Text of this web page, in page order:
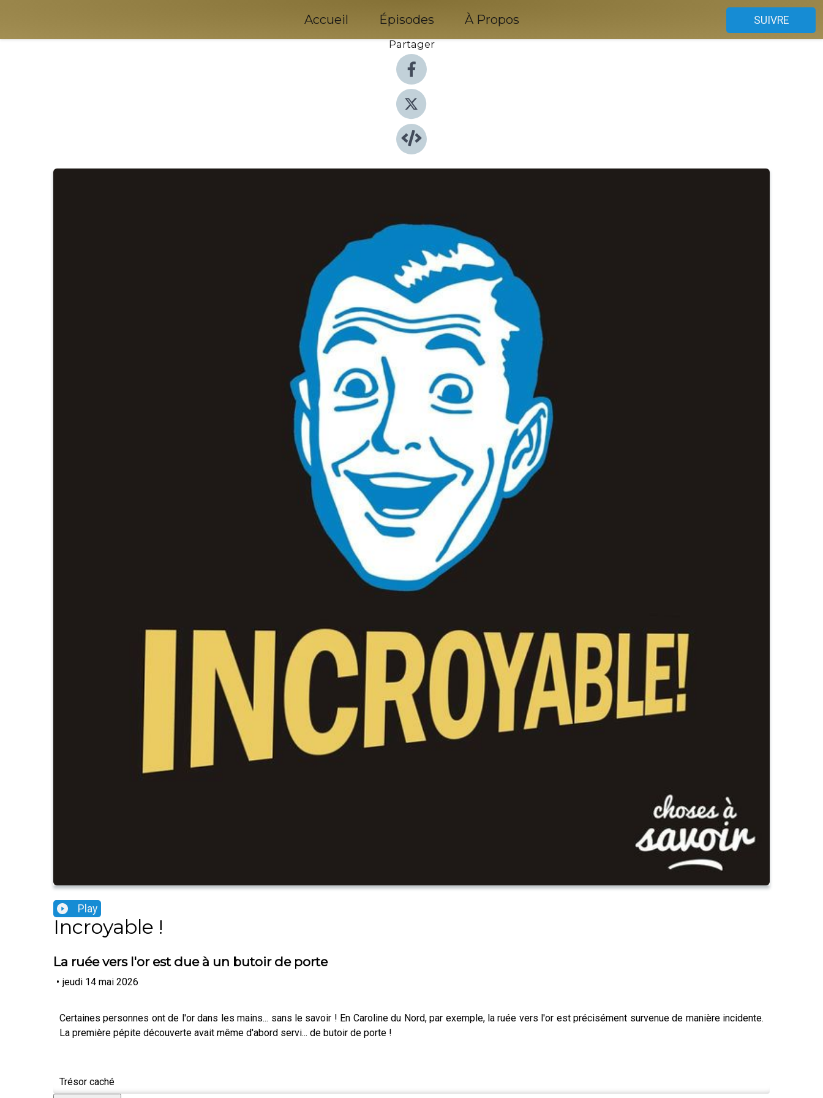
Accueil Épisodes À Propos
SUIVRE
Partager
Play
Incroyable !
La ruée vers l'or est due à un butoir de porte
• jeudi 14 mai 2026
Certaines personnes ont de l'or dans les mains... sans le savoir ! En Caroline du Nord, par exemple, la ruée vers l'or est précisément survenue de manière incidente.
La première pépite découverte avait même d'abord servi... de butoir de porte !
Trésor caché